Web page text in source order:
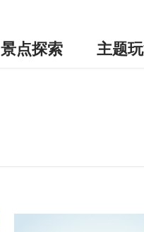
景点探索 主题